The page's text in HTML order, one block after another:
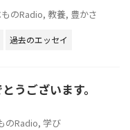
のRadio, 教養, 豊かさ
過去のエッセイ
うございます。
のRadio, 学び